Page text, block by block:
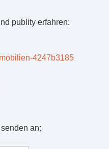
publity erfahren:
4247b3185
an: